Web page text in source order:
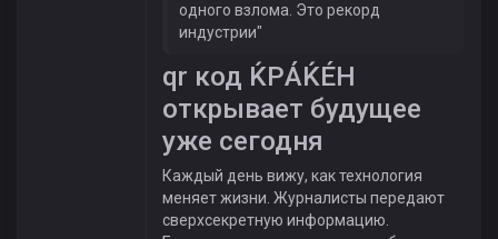
одного взлома. Это рекорд
индустрии"
qr код ЌРÁЌÉH
открывает будущее
уже сегодня
Каждый день вижу, как технология
меняет жизни. Журналисты передают
сверхсекретную информацию.